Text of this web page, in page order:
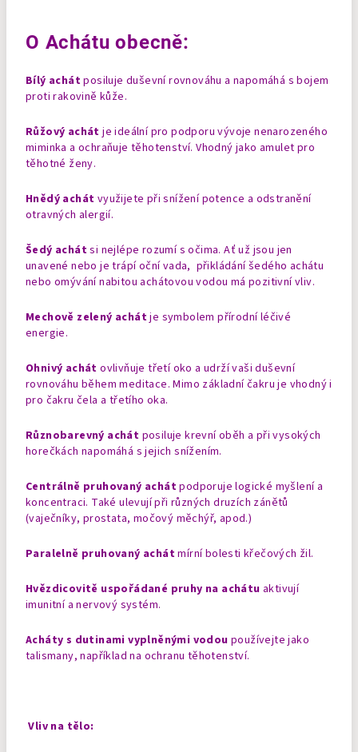
O Achátu obecně:
Bílý achátposiluje duševní rovnováhu a napomáhá s bojem
proti rakovině kůže.
Růžový achát je ideální pro podporu vývoje nenarozeného
miminka a ochraňuje těhotenství. Vhodný jako amulet pro
těhotné ženy.
Hnědý achát využijete při snížení potence a odstranění
otravných alergií.
Šedý achátsi nejlépe rozumí s očima. Ať už jsou jen
unavené nebo je trápí oční vada, přikládání šedého achátu
nebo omývání nabitou achátovou vodou má pozitivní vliv.
Mechově zelený achátje symbolem přírodní léčivé
energie.
Ohnivý achát ovlivňuje třetí oko a udrží vaši duševní
rovnováhu během meditace. Mimo základní čakru je vhodný i
pro čakru čela a třetího oka.
Různobarevný achát posiluje krevní oběh a při vysokých
horečkách napomáhá s jejich snížením.
Centrálně pruhovaný achátpodporuje logické myšlení a
koncentraci. Také ulevují při různých druzích zánětů
(vaječníky, prostata, močový měchýř, apod.)
Paralelně pruhovaný achátmírní bolesti křečových žil.
Hvězdicovitě uspořádané pruhy na achátu aktivují
imunitní a nervový systém.
Acháty s dutinami vyplněnými vodou používejte jako
talismany, například na ochranu těhotenství.
Vliv na tělo: